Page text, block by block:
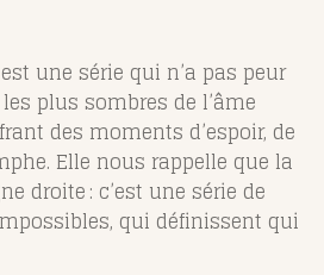
est une série qui n’a pas peur
plus sombres de l’âme
des moments d’espoir, de
Elle nous rappelle que la
droite : c’est une série de
qui définissent qui